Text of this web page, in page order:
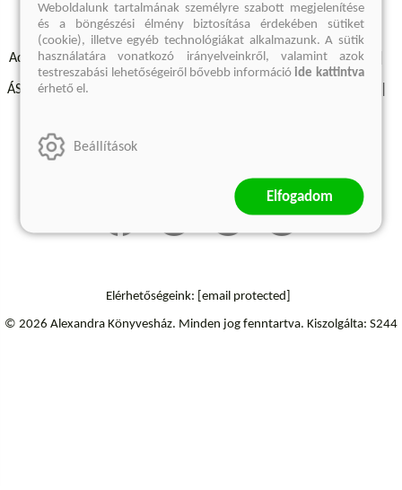
Adatvédelmi szabályzatok Elállási felmondási nyilatkozat
ÁSZF - Vásárlási feltételek
Szállítási információk
Elérhetőségeink: [email protected]
© 2026 Alexandra Könyvesház. Minden jog fenntartva. Kiszolgálta: S244
Weboldalunk tartalmának személyre szabott megjelenítése
és a böngészési élmény biztosítása érdekében sütiket
(cookie), illetve egyéb technológiákat alkalmazunk. A sütik
használatára vonatkozó irányelveinkről, valamint azok
testreszabási lehetőségeiről bővebb információide kattintva
érhető el.
Beállítások
Elfogadom